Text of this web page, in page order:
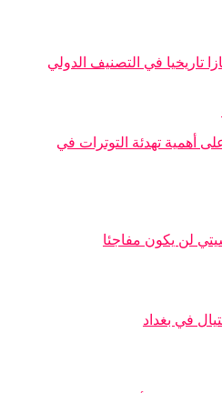
تاريخيا في التصنيف الدولي
أهمية تهدئة التوترات في
لن يكون مفاجئا
في بغداد